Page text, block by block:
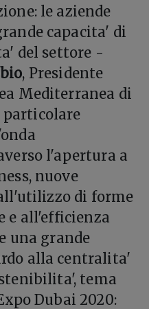
le aziende
capacita' di
del settore -
, Presidente
Mediterranea di
l'apertura a
nuove
di forme
e all'efficienza
una grande
alla centralita'
tema
Dubai 2020: